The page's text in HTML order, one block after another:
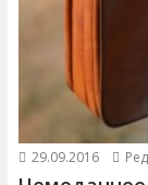
29.09.2016